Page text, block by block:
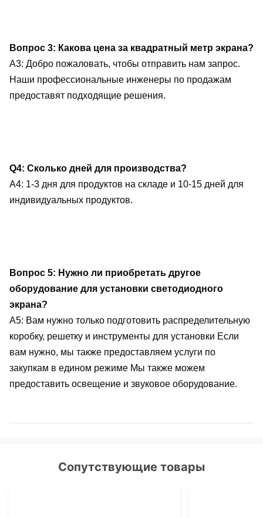
Вопрос 3: Какова цена за квадратный метр экрана?
A3: Добро пожаловать, чтобы отправить нам запрос.
Наши профессиональные инженеры по продажам
предоставят подходящие решения.
Q4: Сколько дней для производства?
A4: 1-3 дня для продуктов на складе и 10-15 дней для
индивидуальных продуктов.
Вопрос 5: Нужно ли приобретать другое
оборудование для установки светодиодного
экрана?
A5: Вам нужно только подготовить распределительную
коробку, решетку и инструменты для установки Если
вам нужно, мы также предоставляем услуги по
закупкам в едином режиме Мы также можем
предоставить освещение и звуковое оборудование.
Сопутствующие товары